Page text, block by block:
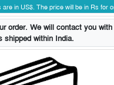
in US$. The price will be in Rs for
order. We will contact you
shipped within India.